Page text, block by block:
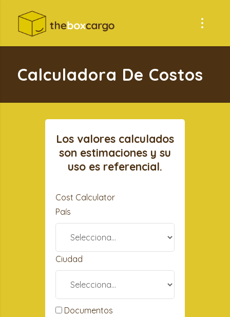
Calculadora De Costos
Los valores calculados
son estimaciones y su
uso es referencial.
Cost Calculator
País
Ciudad
Documentos